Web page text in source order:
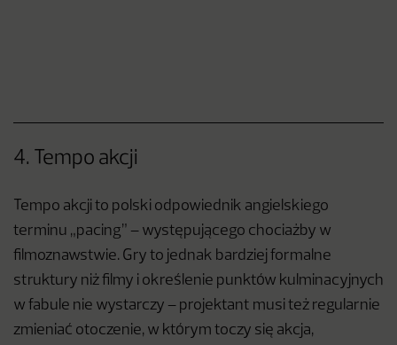
4. Tempo akcji
Tempo akcji to polski odpowiednik angielskiego
terminu „pacing” – występującego chociażby w
filmoznawstwie. Gry to jednak bardziej formalne
struktury niż filmy i określenie punktów kulminacyjnych
w fabule nie wystarczy – projektant musi też regularnie
zmieniać otoczenie, w którym toczy się akcja,